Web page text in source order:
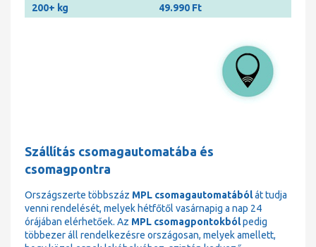
200+ kg
49.990 Ft
Szállítás csomagautomatába és
csomagpontra
Országszerte többszáz MPL csomagautomatábólát tudja
venni rendelését, melyek hétfőtől vasárnapig a nap 24
órájában elérhetőek. Az MPL csomagpontokbólpedig
többezer áll rendelkezésre országosan, melyek amellett,